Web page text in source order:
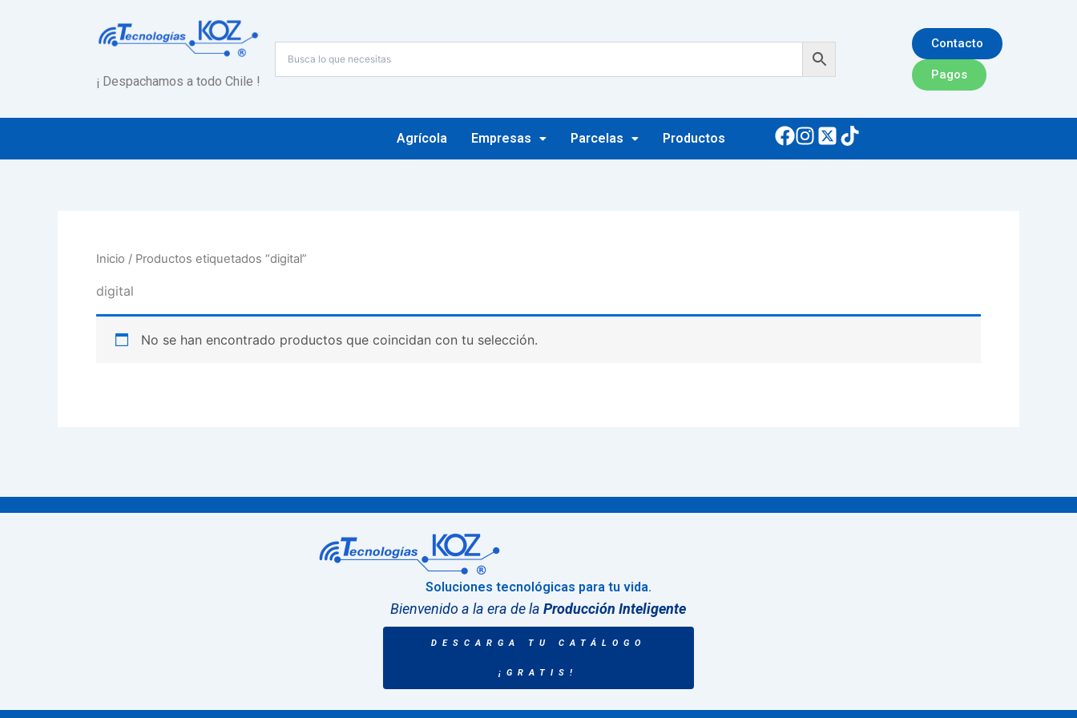
¡ Despachamos a todo Chile !
Contacto
Pagos
Agrícola Empresas Parcelas Productos
Inicio / Productos etiquetados “digital”
digital
No se han encontrado productos que coincidan con tu selección.
Soluciones tecnológicas para tu vida.
Bienvenido a la era de laProducción Inteligente
DESCARGA TU CATÁLOGO
¡GRATIS!